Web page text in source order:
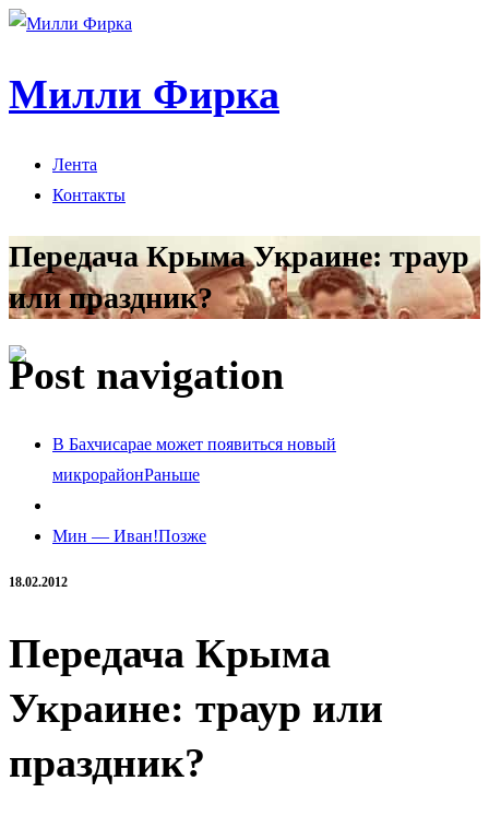
Милли Фирка
Лента
Контакты
Передача Крыма Украине: траур
или праздник?
Post navigation
В Бахчисарае может появиться новый
микрорайонРаньше
Мин — Иван!Позже
18.02.2012
Передача Крыма
Украине: траур или
праздник?